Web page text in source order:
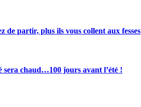
de partir, plus ils vous collent aux fesses
sera chaud…100 jours avant l’été !